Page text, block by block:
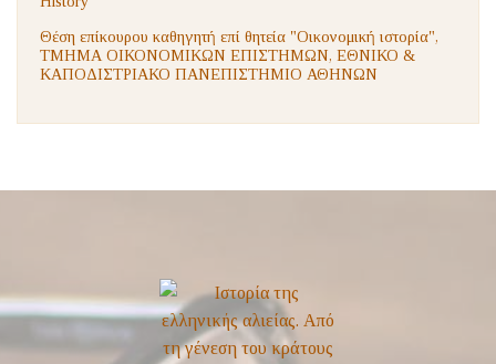
Θέση επίκουρου καθηγητή επί θητεία "Οικονομική ιστορία",
ΤΜΗΜΑ ΟΙΚΟΝΟΜΙΚΩΝ ΕΠΙΣΤΗΜΩΝ, ΕΘΝΙΚΟ &
ΚΑΠΟΔΙΣΤΡΙΑΚΟ ΠΑΝΕΠΙΣΤΗΜΙΟ ΑΘΗΝΩΝ